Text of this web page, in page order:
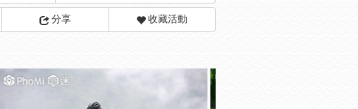
分享 收藏活動